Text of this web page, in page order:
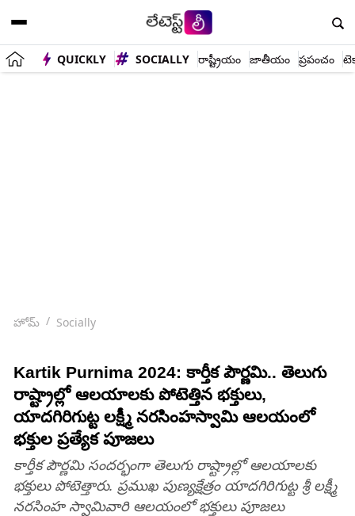
QUICKLY SOCIALLY రాష్ట్రీయం జాతీయం ప్రపంచం
హోమ్ Socially
Kartik Purnima 2024: కార్తీక పౌర్ణమి.. తెలుగు
రాష్ట్రాల్లో ఆలయాలకు పోటెత్తిన భక్తులు,
యాదగిరిగుట్ట లక్ష్మీ నరసింహస్వామి ఆలయంలో
భక్తుల ప్రత్యేక పూజలు
కార్తీక పౌర్ణమి సందర్భంగా తెలుగు రాష్ట్రాల్లో ఆలయాలకు
భక్తులు పోటెత్తారు. ప్రముఖ పుణ్యక్షేత్రం యాదగిరిగుట్ట శ్రీ లక్ష్మీ
నరసింహ స్వామివారి ఆలయంలో భక్తులు పూజలు